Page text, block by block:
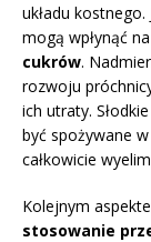
układu
mogą wpłynąć
cukrów.
rozwoju
ich utraty.
być spożywane
całkowicie
Kolejnym
stosowanie